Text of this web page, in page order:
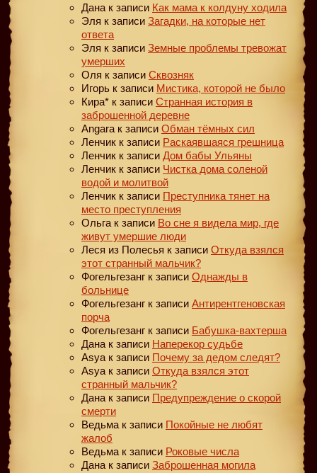
Дана к записи Как мама к колдуну ходила
Эля к записи Загадки, на которые нет
ответа
Эля к записи Земные проблемы тревожат
умерших
Оля к записи Сквозняк
Игорь к записи Мистика, которой не было
Кира* к записи Странная история в
заброшенной деревне
Angara к записи Обман тёмных сил
Ленчик к записи Раскаявшаяся грешница
Ленчик к записи Дом бабы Ульяны
Ленчик к записи Чистка дома соленой
водой и молитвой
Ленчик к записи Преступника тянет на
место преступления
Ольга к записи Во сне я видела мир, где
живут умершие люди
Леся из Полесья к записи Откуда взялся
этот странный мальчик?
Фогельгезанг к записи Однажды в
больнице
Фогельгезанг к записи Антирентгеновская
порча
Фогельгезанг к записи Бабушка-вахтерша
Дана к записи Наперекор судьбе
Asya к записи Почему за дедом следят?
Asya к записи Откуда взялся этот
странный мальчик?
Дана к записи Предупреждение о скорой
смерти
Ведьма к записи Покойные не любят
жалоб
Ведьма к записи Роковые числа
Дана к записи Заброшенная могила